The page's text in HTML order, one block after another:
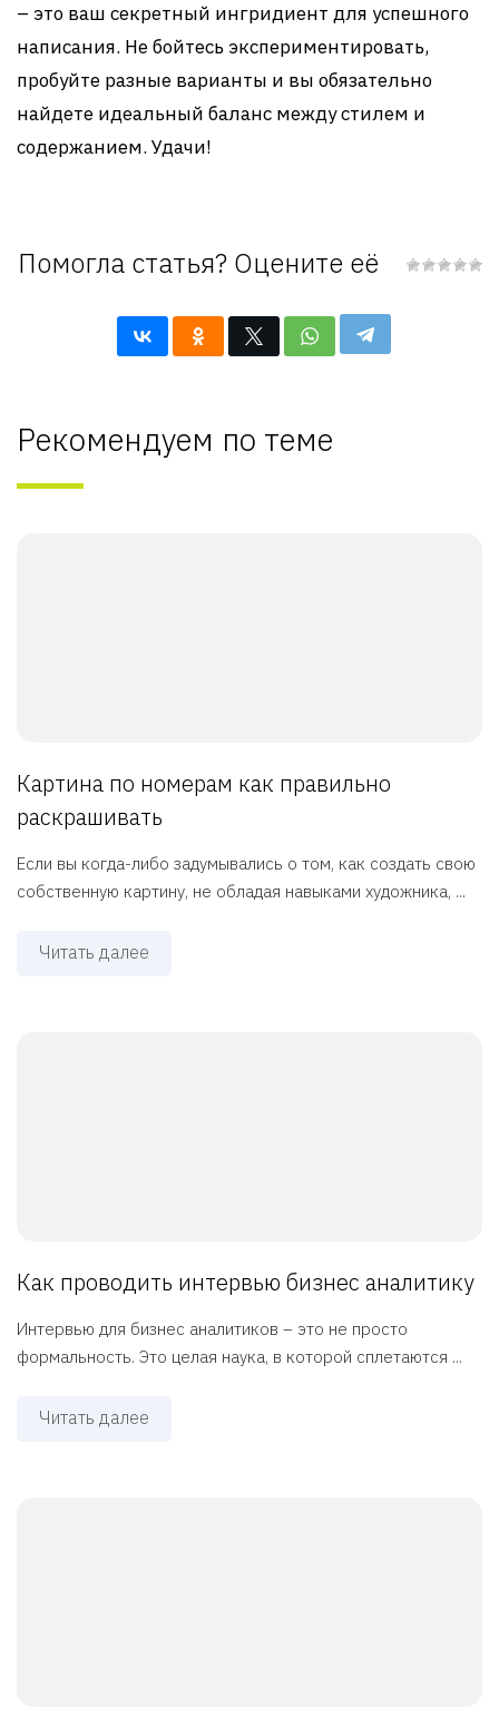
– это ваш секретный ингридиент для успешного
написания. Не бойтесь экспериментировать,
пробуйте разные варианты и вы обязательно
найдете идеальный баланс между стилем и
содержанием. Удачи!
Помогла статья? Оцените её
Рекомендуем по теме
Картина по номерам как правильно
раскрашивать
Если вы когда-либо задумывались о том, как создать свою
собственную картину, не обладая навыками художника, ...
Читать далее
Как проводить интервью бизнес аналитику
Интервью для бизнес аналитиков – это не просто
формальность. Это целая наука, в которой сплетаются ...
Читать далее